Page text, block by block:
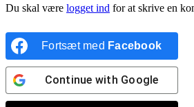
Du skal være logget ind for at skrive en
Fortsæt med Facebook
Continue with Google